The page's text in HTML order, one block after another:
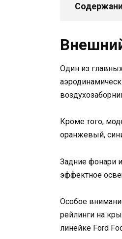
Один из
Кроме того,
оранжевый,
Задние фонари
эффектное
Особое
рейлинги на
линейке Ford